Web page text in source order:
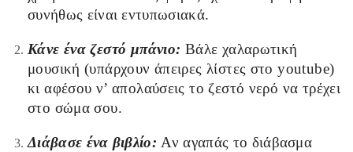
συνήθως είναι εντυπωσιακά.
Κάνε ένα ζεστό μπάνιο: Βάλε χαλαρωτική
μουσική (υπάρχουν άπειρες λίστες στο youtube)
κι αφέσου ν’ απολαύσεις το ζεστό νερό να τρέχει
στο σώμα σου.
Διάβασε ένα βιβλίο: Αν αγαπάς το διάβασμα